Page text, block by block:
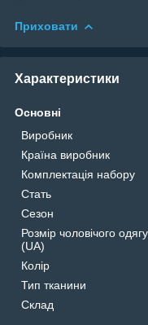
Приховати
Характеристики
Основні
Виробник
Країна виробник
Комплектація набору
Стать
Сезон
Розмір чоловічого одягу
(UA)
Колір
Тип тканини
Склад